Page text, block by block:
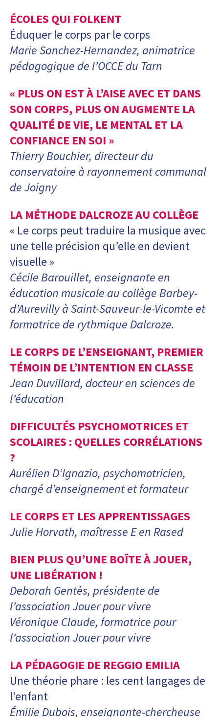
ÉCOLES QUI FOLKENT
Éduquer le corps par le corps
Marie Sanchez-Hernandez, animatrice
pédagogique de l’OCCE du Tarn
« PLUS ON EST À L’AISE AVEC ET DANS
SON CORPS, PLUS ON AUGMENTE LA
QUALITÉ DE VIE, LE MENTAL ET LA
CONFIANCE EN SOI »
Thierry Bouchier, directeur du
conservatoire à rayonnement communal
de Joigny
LA MÉTHODE DALCROZE AU COLLÈGE
« Le corps peut traduire la musique avec
une telle précision qu’elle en devient
visuelle »
Cécile Barouillet, enseignante en
éducation musicale au collège Barbey-
d’Aurevilly à Saint-Sauveur-le-Vicomte et
formatrice de rythmique Dalcroze.
LE CORPS DE L’ENSEIGNANT, PREMIER
TÉMOIN DE L’INTENTION EN CLASSE
Jean Duvillard, docteur en sciences de
l’éducation
DIFFICULTÉS PSYCHOMOTRICES ET
SCOLAIRES : QUELLES CORRÉLATIONS
?
Aurélien D’Ignazio, psychomotricien,
chargé d’enseignement et formateur
LE CORPS ET LES APPRENTISSAGES
Julie Horvath, maîtresse E en Rased
BIEN PLUS QU’UNE BOÎTE À JOUER,
UNE LIBÉRATION !
Deborah Gentès, présidente de
l’association Jouer pour vivre
Véronique Claude, formatrice pour
l’association Jouer pour vivre
LA PÉDAGOGIE DE REGGIO EMILIA
Une théorie phare : les cent langages de
l’enfant
Émilie Dubois, enseignante-chercheuse